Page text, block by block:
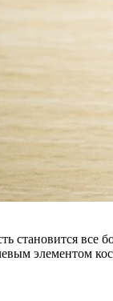
становится
элементом